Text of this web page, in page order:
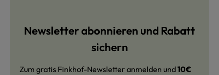
Newsletter abonnieren und Rabatt
sichern
Zum gratis Finkhof-Newsletter anmelden und10€